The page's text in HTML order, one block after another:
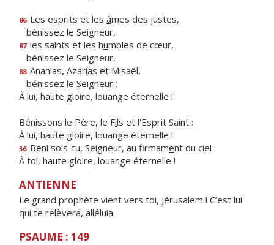
86 Les esprits et les âmes des justes,
bénissez le Seigneur,
87 les saints et les humbles de cœur,
bénissez le Seigneur,
88 Ananias, Azarias et Misaël,
bénissez le Seigneur :
À lui, haute gloire, louange éternelle !
Bénissons le Père, le Fils et l'Esprit Saint :
À lui, haute gloire, louange éternelle !
56 Béni sois-tu, Seigneur, au firmament du ciel :
À toi, haute gloire, louange éternelle !
ANTIENNE
Le grand prophète vient vers toi, Jérusalem ! C’est lui
qui te relèvera, alléluia.
PSAUME : 149